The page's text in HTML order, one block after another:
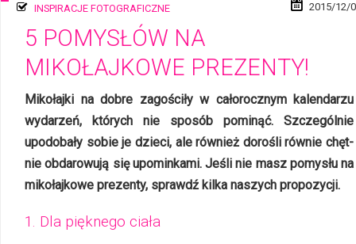
INSPIRACJE FOTOGRAFICZNE 2015/12/
5 POMYSŁÓW NA
MIKOŁAJKOWE PREZENTY!
Mikołajki na dobre zagościły w całorocznym kalendarzu
wydarzeń, których nie spo­sób pominąć. Szczególnie
upodobały sobie je dzieci, ale również dorośli równie chęt­
nie obdarowują się upominkami. Jeśli nie masz pomysłu na
mikołajkowe pre­zen­ty, sprawdź kilka naszych propozycji.
1. Dla pięknego ciała